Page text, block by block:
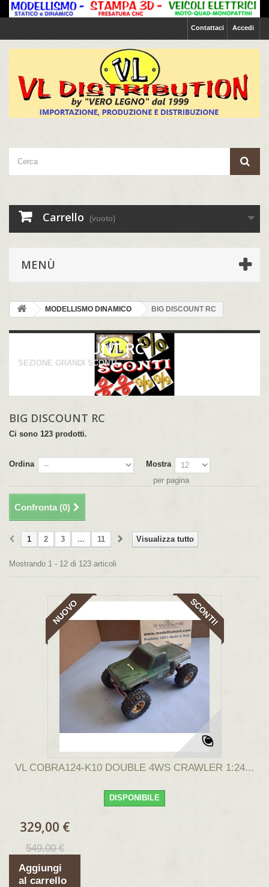
Accedi
Contattaci
Carrello (vuoto)
MENÙ
MODELLISMO DINAMICO BIG DISCOUNT RC
BIG DISCOUNT RC
SEZIONE GRANDI SCONTI.
BIG DISCOUNT RC
Ci sono 123 prodotti.
Ordina
Mostra
per pagina
Confronta (0)
Visualizza tutto
1 2 3 ... 11
Mostrando 1 - 12 di 123 articoli
NUOVO SCONTI!
VL COBRA124-K10 DOUBLE 4WS CRAWLER 1:24...
DISPONIBILE
329,00 €
549,00 €
Aggiungi
al carrello